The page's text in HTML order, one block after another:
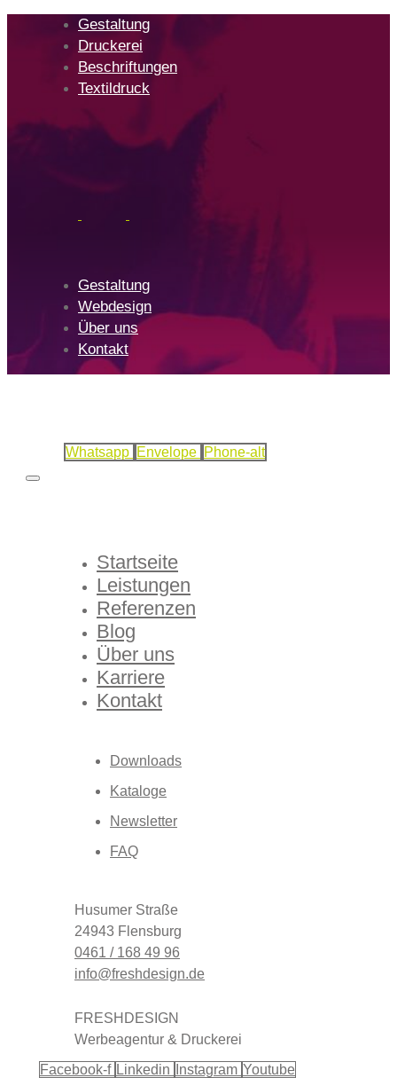
navigation
Gestaltung
Druckerei
Beschriftungen
Textildruck
Gestaltung
Webdesign
Über uns
Kontakt
Whatsapp Envelope Phone-alt
Startseite
Leistungen
Referenzen
Blog
Über uns
Karriere
Kontakt
Downloads
Kataloge
Newsletter
FAQ
Husumer Straße
24943 Flensburg
0461 / 168 49 96
info@freshdesign.de
FRESHDESIGN
Werbeagentur & Druckerei
Facebook-f Linkedin Instagram Youtube